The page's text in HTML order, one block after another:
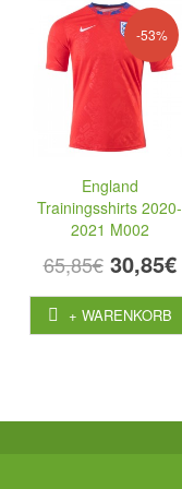
-53%
England
Trainingsshirts 2020-
2021 M002
65,85€ 30,85€
+ WARENKORB